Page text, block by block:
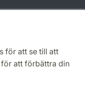
för att se till att
att förbättra din